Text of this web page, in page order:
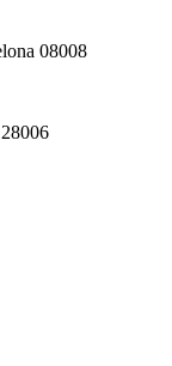
08008